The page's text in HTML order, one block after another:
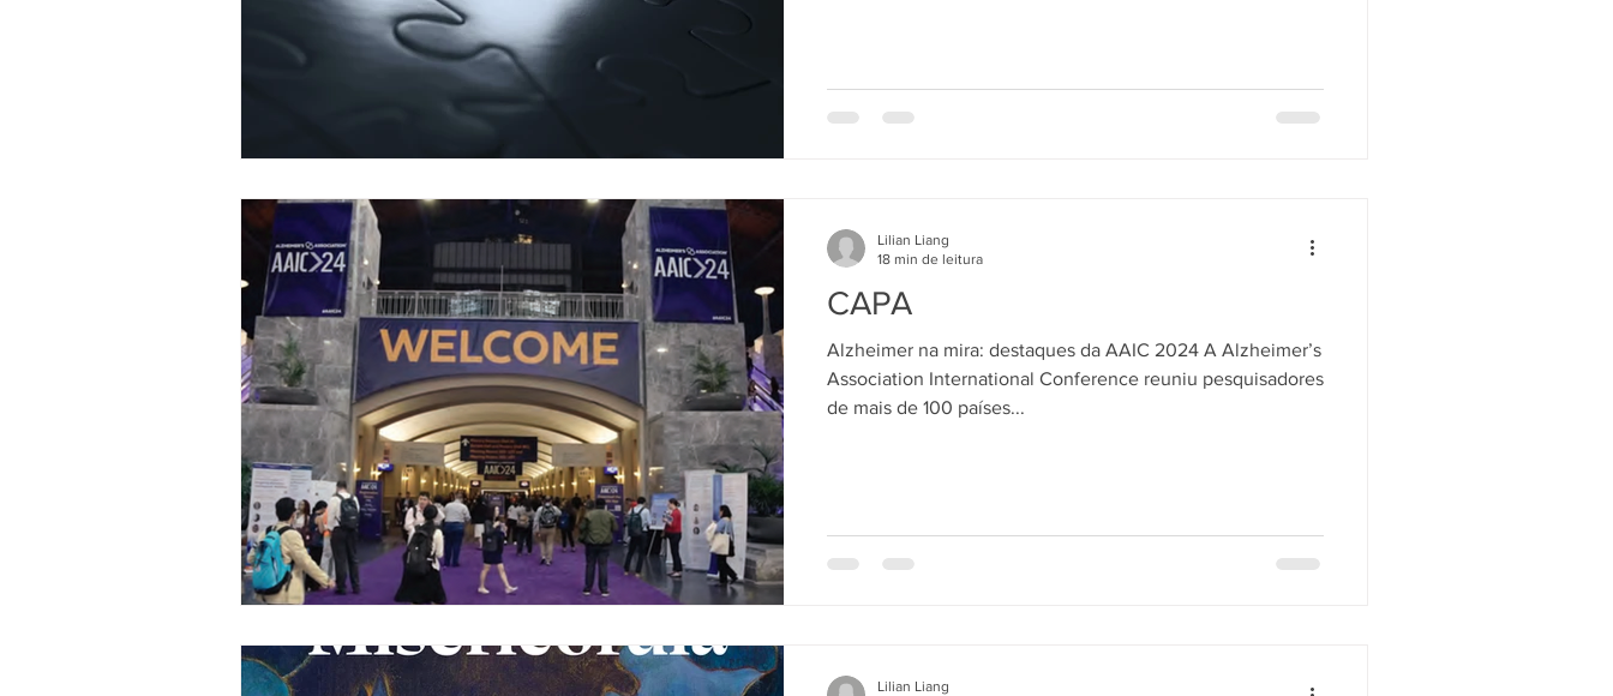
CAPA
Alzheimer na mira: destaques da AAIC 2024 A Alzheimer’s
Association International Conference reuniu pesquisadores
de mais de 100 países...
Lilian Liang
18 min de leitura
Lilian Liang